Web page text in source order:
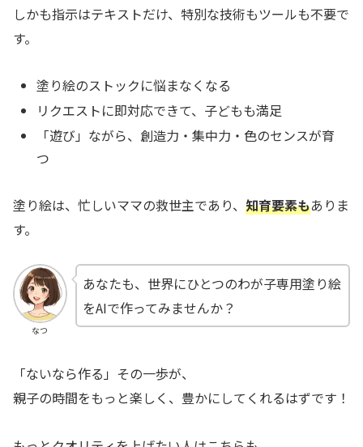
しかも指示はテキストだけ、特別な技術もツールも不要で
す。
塗り絵のストックに悩まなくなる
リクエストに即対応できて、子どもも満足
「遊び」ながら、創造力・集中力・色のセンスが育
つ
塗り絵は、忙しいママの救世主であり、 知育要素もありま
す。
なつ
あなたも、世界にひとつのわが子専用塗り絵
をAIで作ってみませんか？
「ないなら作る」その一歩が、
親子の時間をもっと楽しく、豊かにしてくれるはずです！